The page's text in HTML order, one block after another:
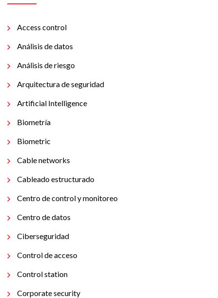
Access control
Análisis de datos
Análisis de riesgo
Arquitectura de seguridad
Artificial Intelligence
Biometría
Biometric
Cable networks
Cableado estructurado
Centro de control y monitoreo
Centro de datos
Ciberseguridad
Control de acceso
Control station
Corporate security